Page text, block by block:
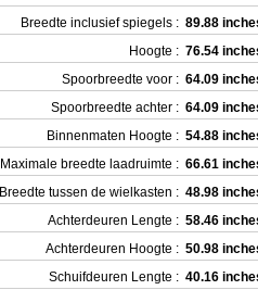
Breedte inclusief spiegels : 89.88
Hoogte : 76.54
Spoorbreedte voor : 64.09
Spoorbreedte achter : 64.09
Binnenmaten Hoogte : 54.88
Maximale breedte laadruimte : 66.61
Breedte tussen de wielkasten : 48.98
Achterdeuren Lengte : 58.46
Achterdeuren Hoogte : 50.98
Schuifdeuren Lengte : 40.16